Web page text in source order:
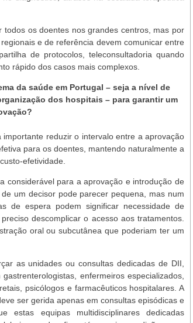
os doentes nos grandes centros, mas por
e de referência devem comunicar entre
de protocolos, teleconsultadoria quando
rápido dos casos mais complexos.
da saúde em Portugal – seja a nível de
dos hospitais – para garantir um
reduzir o intervalo entre a aprovação
para os doentes, mantendo naturalmente a
efetividade.
considerável para a aprovação e introdução de
um decisor pode parecer pequena, mas num
de espera podem significar necessidade de
descomplicar o acesso aos tratamentos.
oral ou subcutânea que poderiam ter um
as unidades ou consultas dedicadas de DII,
enfermeiros especializados,
psicólogos e farmacêuticos hospitalares. A
ser gerida apenas em consultas episódicas e
estas equipas multidisciplinares dedicadas